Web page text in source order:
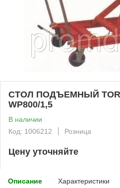
СТОЛ ПОДЪЕМНЫЙ TOR
WP800/1,5
В наличии
Код: 1006212
Розница
Цену уточняйте
Описание Характеристики